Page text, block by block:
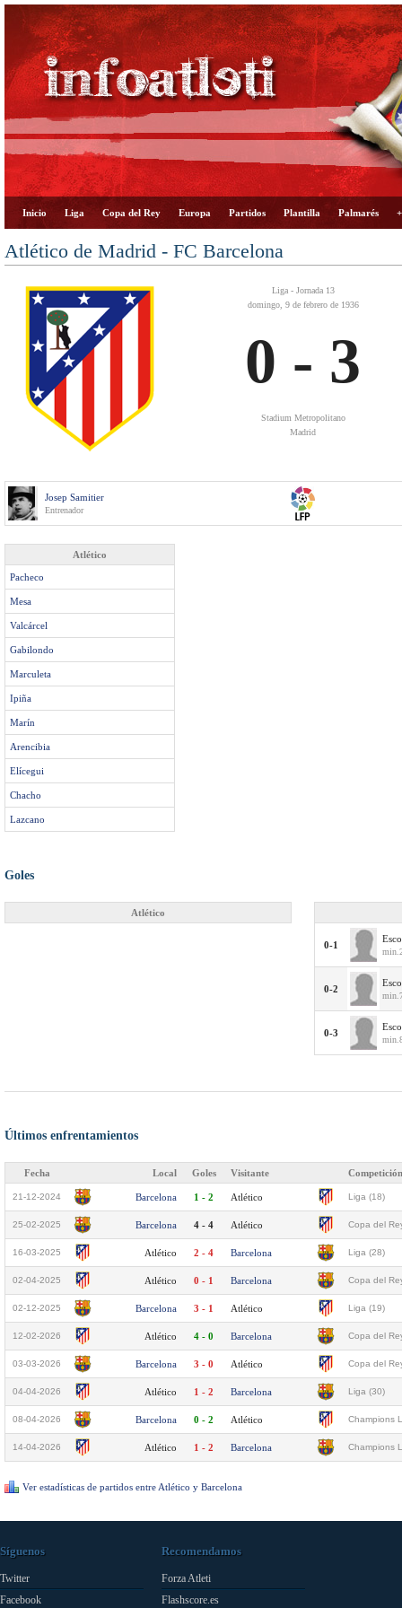
Inicio Liga Copa del Rey Europa Partidos Plantilla Palmarés
Atlético de Madrid - FC Barcelona
Liga - Jornada 13
domingo, 9 de febrero de 1936
0 - 3
Stadium Metropolitano
Madrid
Josep Samitier
Entrenador
Atlético
Pacheco
Mesa
Valcárcel
Gabilondo
Marculeta
Ipiña
Marín
Arencibia
Elícegui
Chacho
Lazcano
Goles
Atlético
0-1
0-2
0-3
Últimos enfrentamientos
Fecha Local Goles Visitante Competición
21-12-2024 Barcelona 1 - 2 Atlético Liga (18)
25-02-2025 Barcelona 4 - 4 Atlético Copa del
16-03-2025 Atlético 2 - 4 Barcelona Liga (28)
02-04-2025 Atlético 0 - 1 Barcelona Copa del
02-12-2025 Barcelona 3 - 1 Atlético Liga (19)
12-02-2026 Atlético 4 - 0 Barcelona Copa del
03-03-2026 Barcelona 3 - 0 Atlético Copa del
04-04-2026 Atlético 1 - 2 Barcelona Liga (30)
08-04-2026 Barcelona 0 - 2 Atlético Champions
14-04-2026 Atlético 1 - 2 Barcelona Champions
Ver estadísticas de partidos entre Atlético y Barcelona
Síguenos
Twitter
Facebook
Recomendamos
Forza Atleti
Flashscore.es